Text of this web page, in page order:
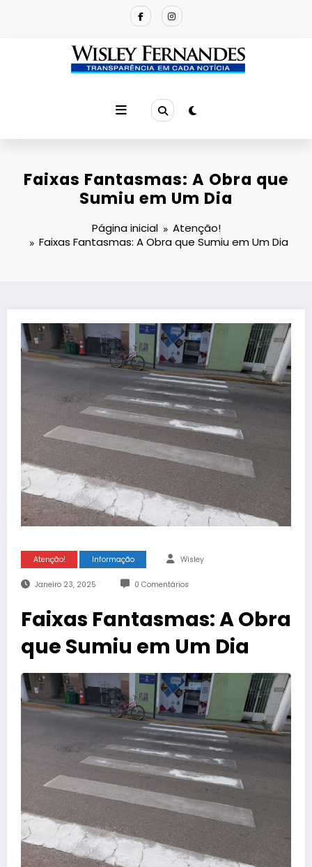
Faixas Fantasmas: A Obra que
Sumiu em Um Dia
Página inicial
Atenção!
Faixas Fantasmas: A Obra que Sumiu em Um Dia
Atenção! Informação Wisley
Janeiro 23, 2025 0 Comentários
Faixas Fantasmas: A Obra
que Sumiu em Um Dia